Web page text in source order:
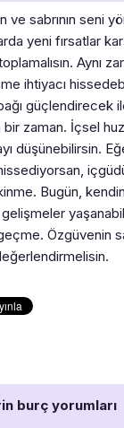
ve sabrının seni
yeni fırsatlar
Aynı
ihtiyacı
güçlendirecek
zaman. İçsel
düşünebilirsin.
Bugün,
yaşanabilir,
Özgüvenin
burç yorumları